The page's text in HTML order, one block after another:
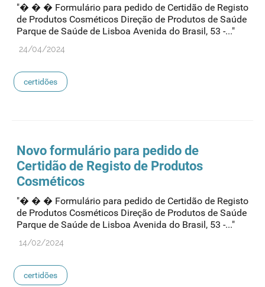
"� � � Formulário para pedido de Certidão de Registo
de Produtos Cosméticos Direção de Produtos de Saúde
Parque de Saúde de Lisboa Avenida do Brasil, 53 -..."
24/04/2024
certidões
Novo formulário para pedido de
Certidão de Registo de Produtos
Cosméticos
"� � � Formulário para pedido de Certidão de Registo
de Produtos Cosméticos Direção de Produtos de Saúde
Parque de Saúde de Lisboa Avenida do Brasil, 53 -..."
14/02/2024
certidões